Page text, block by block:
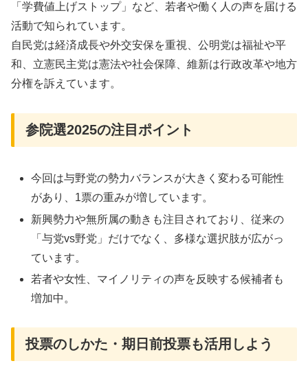
「学費値上げストップ」など、若者や働く人の声を届ける
活動で知られています。
自民党は経済成長や外交安保を重視、公明党は福祉や平
和、立憲民主党は憲法や社会保障、維新は行政改革や地方
分権を訴えています。
参院選2025の注目ポイント
今回は与野党の勢力バランスが大きく変わる可能性
があり、1票の重みが増しています。
新興勢力や無所属の動きも注目されており、従来の
「与党vs野党」だけでなく、多様な選択肢が広がっ
ています。
若者や女性、マイノリティの声を反映する候補者も
増加中 。
投票のしかた・期日前投票も活用しよう